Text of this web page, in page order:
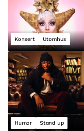
Konsert Utomhus
Humor Stand up